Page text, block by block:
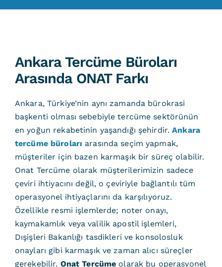
Ankara Tercüme Büroları
Arasında ONAT Farkı
Ankara, Türkiye’nin aynı zamanda bürokrasi
başkenti olması sebebiyle tercüme sektörünün
en yoğun rekabetinin yaşandığı şehirdir.Ankara
tercüme büroları arasında seçim yapmak,
müşteriler için bazen karmaşık bir süreç olabilir.
Onat Tercüme olarak müşterilerimizin sadece
çeviri ihtiyacını değil, o çeviriyle bağlantılı tüm
operasyonel ihtiyaçlarını da karşılıyoruz.
Özellikle resmi işlemlerde; noter onayı,
kaymakamlık veya valilik apostil işlemleri,
Dışişleri Bakanlığı tasdikleri ve konsolosluk
onayları gibi karmaşık ve zaman alıcı süreçler
gerekebilir. Onat Tercüme olarak bu operasyonel